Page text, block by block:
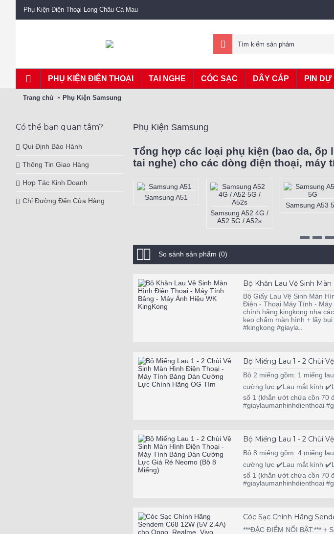
Phụ Kiện Điện Thoại Long Châu Cà Mau
PHỤ KIỆN ĐIỆN THOẠI TAI NGHE CÓC SẠC DÂY CÁP PIN DỰ
Trang chủ Phụ Kiện Samsung
Có thể bạn quan tâm?
Qui Định Bảo Hành
Thông Tin Giao Hàng
Hợp Tác Kinh Doanh
Chỉ Đường Đến Cửa Hàng
Phụ Kiện Samsung
Tổng hợp các loại phụ kiện (bao da,
tai nghe) cho các dòng điện thoại, máy
A56 5G
Samsung A70 Samsung A71
Samsung A72
Samsung A73
So sánh sản phẩm (0)
Bộ Khăn Lau Vệ Sinh
Bộ Giấy Lau Vệ Sinh Màn
Điện - Thoại Máy Tính - Máy
chính hãng kingkong nha
keo chấm màn hình + lấy
#kingkong #giayla..
Bộ Miếng Lau 1 - 2 Chùi
Bộ 2 miếng gồm: 1 miếng
cường lực ✔️Lau mắt kính
số 1 (khắn ướt chứa cồn 70
#giaylaumanhinhdienthoai
Bộ Miếng Lau 1 - 2 Chùi
Bộ 8 miếng gồm: 4 miếng
cường lực ✔️Lau mắt kính
số 1 (khắn ướt chứa cồn 70
#giaylaumanhinhdienthoai
Cóc Sạc Chính Hãng
***ĐẶC ĐIỂM NỔI BẬT:*** +